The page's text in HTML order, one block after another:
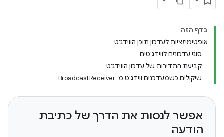
בדף הזה
אופטימיזציות לעדכון תוכן הווידג'ט
סוגי עדכונים לווידג'טים
קביעת התדירות של עדכון הווידג'ט
שיקולים כשמעדכנים ווידג'ט מ-BroadcastReceiver
אפשר לנסות את הדרך של כתיבת
הודעה